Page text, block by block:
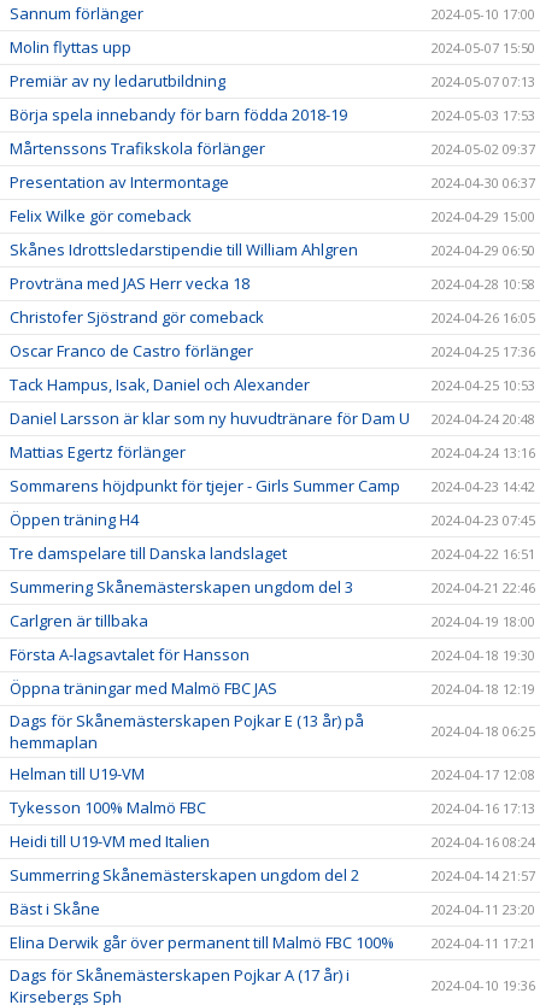
Sannum förlänger 2024-05-10 17:00
Molin flyttas upp 2024-05-07 15:50
Premiär av ny ledarutbildning 2024-05-07 07:13
Börja spela innebandy för barn födda 2018-19 2024-05-03 17:53
Mårtenssons Trafikskola förlänger 2024-05-02 09:37
Presentation av Intermontage 2024-04-30 06:37
Felix Wilke gör comeback 2024-04-29 15:00
Skånes Idrottsledarstipendie till William Ahlgren 2024-04-29 06:50
Provträna med JAS Herr vecka 18 2024-04-28 10:58
Christofer Sjöstrand gör comeback 2024-04-26 16:05
Oscar Franco de Castro förlänger 2024-04-25 17:36
Tack Hampus, Isak, Daniel och Alexander 2024-04-25 10:53
Daniel Larsson är klar som ny huvudtränare för Dam U 2024-04-24 20:48
Mattias Egertz förlänger 2024-04-24 13:16
Sommarens höjdpunkt för tjejer - Girls Summer Camp 2024-04-23 14:42
Öppen träning H4 2024-04-23 07:45
Tre damspelare till Danska landslaget 2024-04-22 16:51
Summering Skånemästerskapen ungdom del 3 2024-04-21 22:46
Carlgren är tillbaka 2024-04-19 18:00
Första A-lagsavtalet för Hansson 2024-04-18 19:30
Öppna träningar med Malmö FBC JAS 2024-04-18 12:19
Dags för Skånemästerskapen Pojkar E (13 år) på
hemmaplan
2024-04-18 06:25
Helman till U19-VM 2024-04-17 12:08
Tykesson 100% Malmö FBC 2024-04-16 17:13
Heidi till U19-VM med Italien 2024-04-16 08:24
Summerring Skånemästerskapen ungdom del 2 2024-04-14 21:57
Bäst i Skåne 2024-04-11 23:20
Elina Derwik går över permanent till Malmö FBC 100% 2024-04-11 17:21
Dags för Skånemästerskapen Pojkar A (17 år) i
Kirsebergs Sph
2024-04-10 19:36